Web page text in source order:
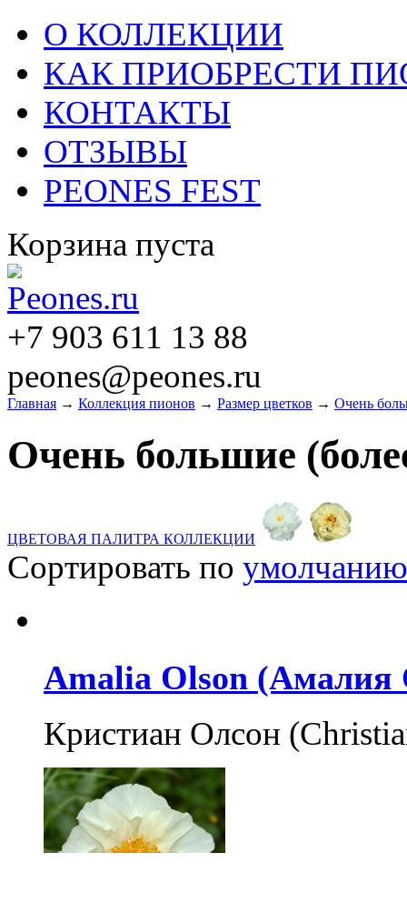
О КОЛЛЕКЦИИ
КАК ПРИОБРЕСТИ
КОНТАКТЫ
ОТЗЫВЫ
PEONES FEST
Корзина пуста
+7 903 611 13 88
peones@peones.ru
Главная → Коллекция пионов → Размер цветков → Очень
Очень большие
ЦВЕТОВАЯ ПАЛИТРА КОЛЛЕКЦИИ
Сортировать по умолчанию
Amalia Olson (Амалия
Кристиан Олсон